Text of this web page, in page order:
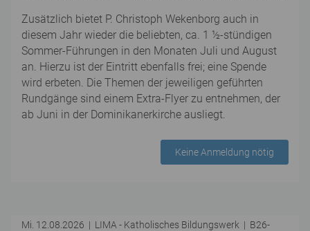
Zusätzlich bietet P. Christoph Wekenborg auch in
diesem Jahr wieder die beliebten, ca. 1 ½-stündigen
Sommer-Führungen in den Monaten Juli und August
an. Hierzu ist der Eintritt ebenfalls frei; eine Spende
wird erbeten. Die Themen der jeweiligen geführten
Rundgänge sind einem Extra-Flyer zu entnehmen, der
ab Juni in der Dominikanerkirche ausliegt.
Keine Anmeldung nötig
Mi. 12.08.2026 | LIMA - Katholisches Bildungswerk | B26-